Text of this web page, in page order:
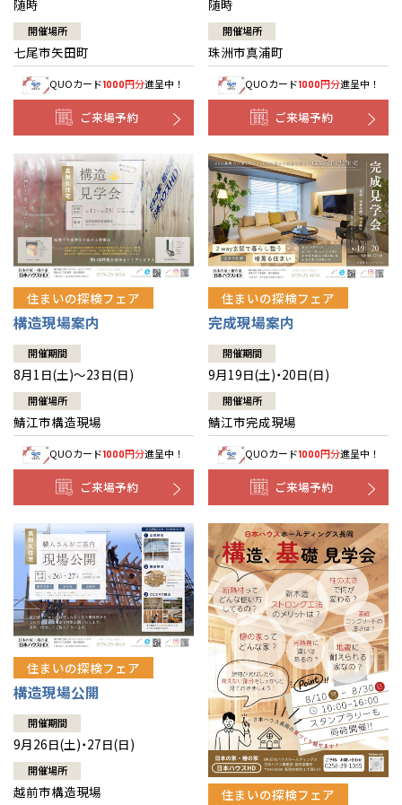
随時
開催場所
七尾市矢田町
QUOカード1000円分進呈中！
ご来場予約
随時
開催場所
珠洲市真浦町
QUOカード1000円分進呈中！
ご来場予約
住まいの探検フェア
構造現場案内
開催期間
8月1日(土)～23日(日)
開催場所
鯖江市構造現場
QUOカード1000円分進呈中！
ご来場予約
住まいの探検フェア
完成現場案内
開催期間
9月19日(土)・20日(日)
開催場所
鯖江市完成現場
QUOカード1000円分進呈中！
ご来場予約
住まいの探検フェア
構造現場公開
開催期間
9月26日(土)・27日(日)
開催場所
越前市構造現場 住まいの探検フェア